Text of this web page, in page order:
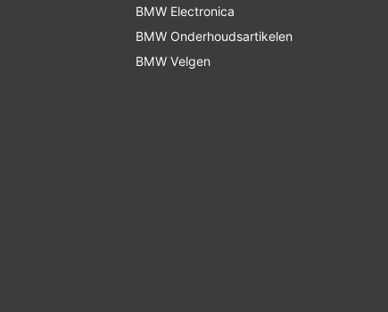
BMW Electronica
BMW Onderhoudsartikelen
BMW Velgen